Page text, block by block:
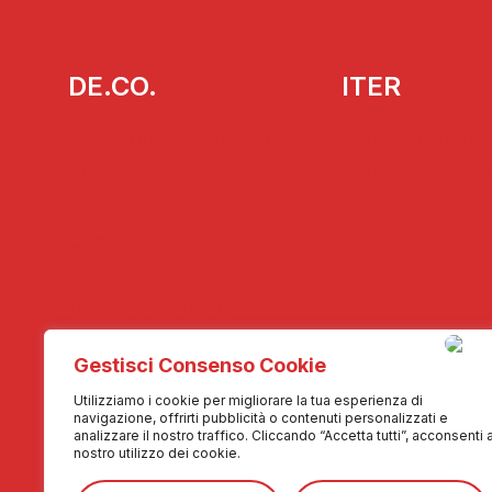
Gestisci Consenso Cookie
Utilizziamo i cookie per migliorare la tua esperienza di
navigazione, offrirti pubblicità o contenuti personalizzati e
analizzare il nostro traffico. Cliccando “Accetta tutti”, acconsenti
nostro utilizzo dei cookie.
DE.CO.
MEDIA
Fotogallery
ITER
Contattaci